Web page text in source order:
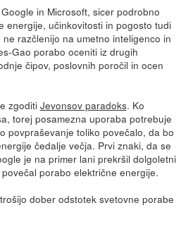
in Microsoft, sicer podrobno
energije, učinkovitosti in pogosto tudi
razčlenijo na umetno inteligenco in
Gao porabo oceniti iz drugih
čipov, poslovnih poročil in ocen
zgoditi Jevonsov paradoks. Ko
torej posamezna uporaba potrebuje
povpraševanje toliko povečalo, da bo
čedalje večja. Prvi znaki, da se
je na primer lani prekršil dolgoletni
porabo električne energije.
dober odstotek svetovne porabe